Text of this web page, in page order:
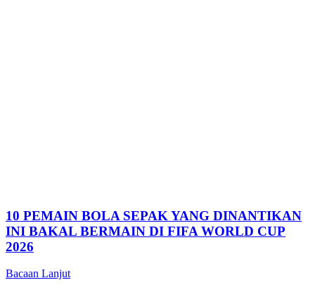
10 PEMAIN BOLA SEPAK YANG DINANTIKAN
INI BAKAL BERMAIN DI FIFA WORLD CUP
2026
Bacaan Lanjut